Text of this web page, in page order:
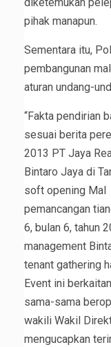
diketemukan
pihak manapun.
Sementara itu,
pembangunan
aturan undang-
“Fakta pendirian
sesuai berita
2013 PT Jaya
Bintaro Jaya di
soft opening Mal
pemancangan
6, bulan 6, tahun
management
tenant gathering
Event ini
sama-sama
wakili Wakil
mengucapkan